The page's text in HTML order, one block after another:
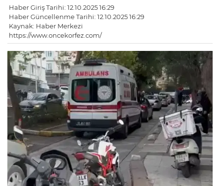
Haber Giriş Tarihi: 12.10.2025 16:29
Haber Güncellenme Tarihi: 12.10.2025 16:29
Kaynak: Haber Merkezi
https://www.oncekorfez.com/